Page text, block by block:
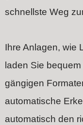
schnellste Weg
Ihre Anlagen, wie
laden Sie
gängigen
automatische
automatisch den